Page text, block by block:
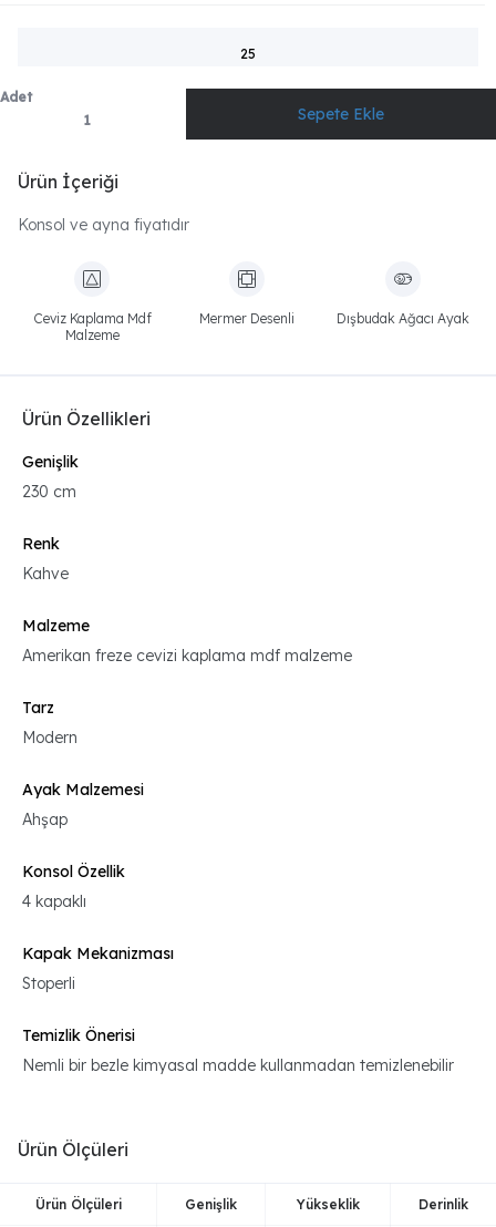
25
Adet
Ürün İçeriği
Konsol ve ayna fiyatıdır
Ceviz Kaplama Mdf
Malzeme
Mermer Desenli Dışbudak Ağacı Ayak
Ürün Özellikleri
Genişlik
230 cm
Renk
Kahve
Malzeme
Amerikan freze cevizi kaplama mdf malzeme
Tarz
Modern
Ayak Malzemesi
Ahşap
Konsol Özellik
4 kapaklı
Kapak Mekanizması
Stoperli
Temizlik Önerisi
Nemli bir bezle kimyasal madde kullanmadan temizlenebilir
Ürün Ölçüleri
Ürün Ölçüleri Genişlik Yükseklik Derinlik